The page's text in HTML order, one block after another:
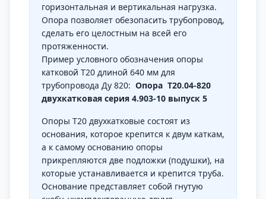
горизонтальная и вертикальная нагрузка.
Опора позволяет обезопасить трубопровод,
сделать его целостным на всей его
протяженности.
Пример условного обозначения опоры
катковой Т20 длиной 640 мм для
трубопровода Ду 820: Опора Т20.04-820
двухкатковая серия 4.903-10 выпуск 5
Опоры Т20 двухкатковые состоят из
основания, которое крепится к двум каткам,
а к самому основанию опоры
прикрепляются две подложки (подушки), на
которые устанавливается и крепится труба.
Основание представляет собой гнутую